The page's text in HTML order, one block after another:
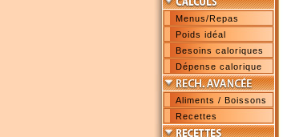
Menus/Repas
Poids idéal
Besoins caloriques
Dépense calorique
Aliments / Boissons
Recettes